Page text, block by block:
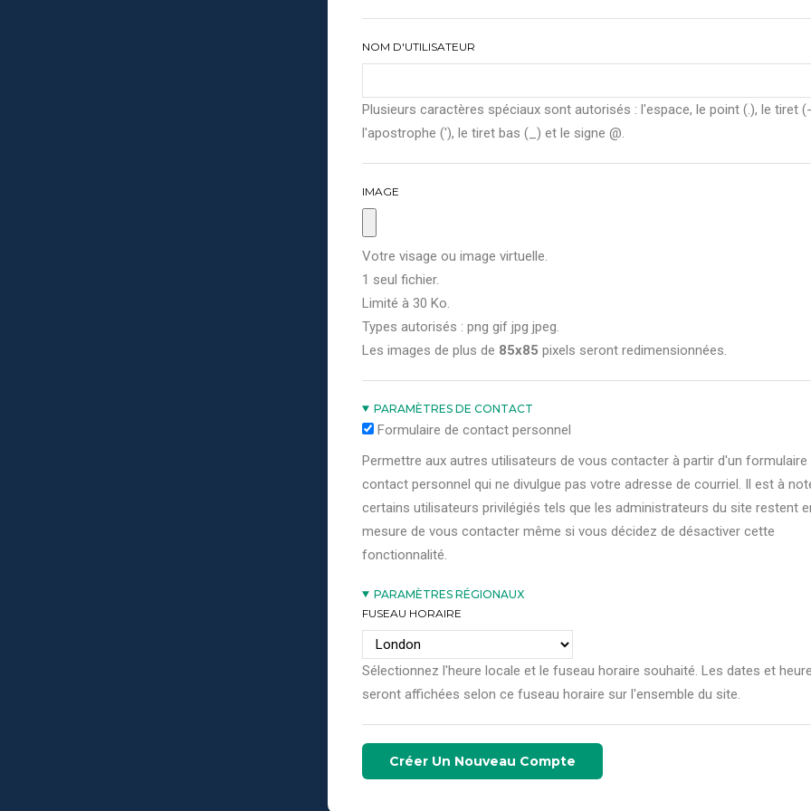
NOM D'UTILISATEUR
Plusieurs caractères spéciaux sont autorisés : l'espace, le point (.), le tiret
l'apostrophe ('), le tiret bas (_) et le signe @.
IMAGE
Votre visage ou image virtuelle.
1 seul fichier.
Limité à 30 Ko.
Types autorisés : png gif jpg jpeg.
Les images de plus de 85x85 pixels seront redimensionnées.
PARAMÈTRES DE CONTACT
Formulaire de contact personnel
Permettre aux autres utilisateurs de vous contacter à partir d'un formulaire
contact personnel qui ne divulgue pas votre adresse de courriel. Il est à
certains utilisateurs privilégiés tels que les administrateurs du site restent
mesure de vous contacter même si vous décidez de désactiver cette
fonctionnalité.
PARAMÈTRES RÉGIONAUX
FUSEAU HORAIRE
Sélectionnez l'heure locale et le fuseau horaire souhaité. Les dates et
seront affichées selon ce fuseau horaire sur l'ensemble du site.